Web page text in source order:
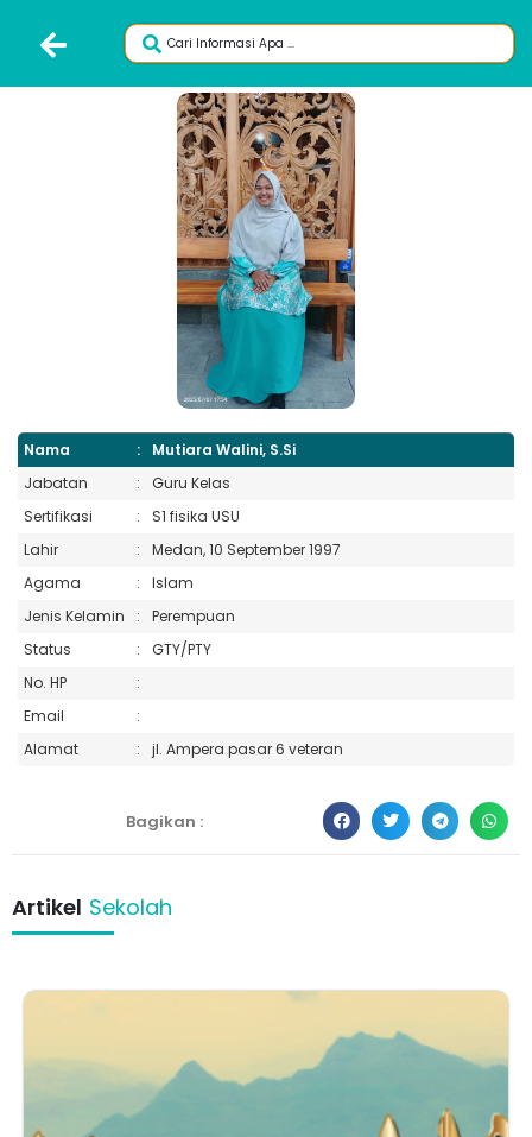
Nama :
Mutiara Walini, S.Si
Jabatan
:
Guru Kelas
Sertifikasi
:
S1 fisika USU
Lahir
:
Medan, 10 September 1997
Agama
:
Islam
Jenis Kelamin
:
Perempuan
Status
:
GTY/PTY
No. HP
:
Email
:
Alamat
: jl. Ampera pasar 6 veteran
Bagikan :
Artikel Sekolah